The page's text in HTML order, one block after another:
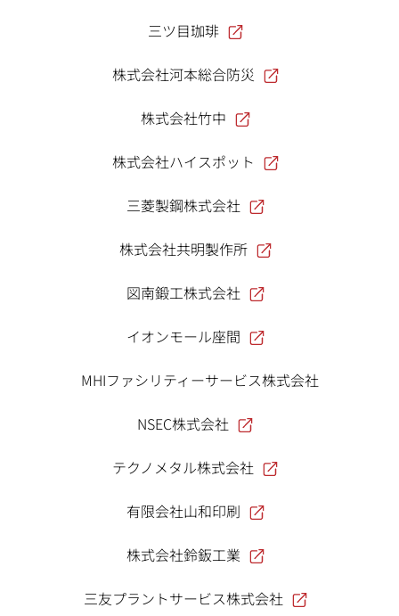
三ツ目珈琲
株式会社河本総合防災
株式会社竹中
株式会社ハイスポット
三菱製鋼株式会社
株式会社共明製作所
図南鍛工株式会社
イオンモール座間
MHIファシリティーサービス株式会社
NSEC株式会社
テクノメタル株式会社
有限会社山和印刷
株式会社鈴鈑工業
三友プラントサービス株式会社